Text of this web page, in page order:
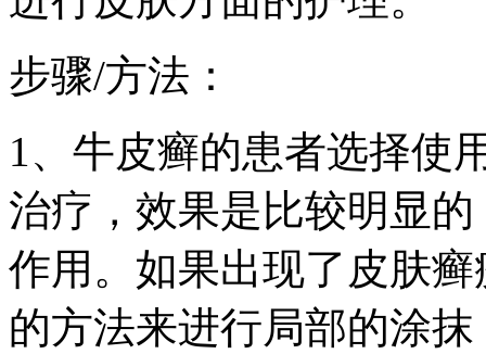
步骤/方法：
1、牛皮癣的患者选择使
治疗，效果是比较明显
作用。如果出现了皮肤
的方法来进行局部的涂